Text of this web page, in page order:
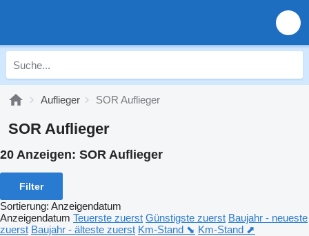
Auflieger SOR Auflieger
SOR Auflieger
20 Anzeigen: SOR Auflieger
Filter
Sortierung: Anzeigendatum
Anzeigendatum Teuerste zuerst Günstigste zuerst Baujahr - neueste
zuerst Baujahr - älteste zuerst Km-Stand ⬊ Km-Stand ⬈